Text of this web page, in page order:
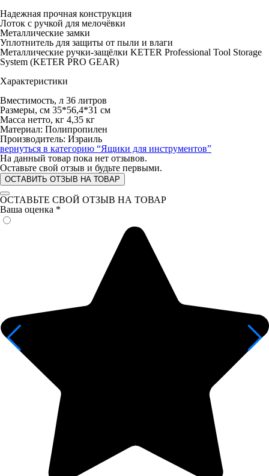
Надежная прочная конструкция
Лоток с ручкой для мелочёвки
Металлические замки
Уплотнитель для защиты от пыли и влаги
Металлические ручки-защёлки KETER Professional Tool Storage
System (KETER PRO GEAR)
Характеристики
Вместимость, л 36 литров
Размеры, см 35*56,4*31 см
Масса нетто, кг 4,35 кг
Материал: Полипропилен
Производитель: Израиль
вернуться в категорию “Ящики для инструментов”
На данный товар пока нет отзывов.
Оставьте свой отзыв и будьте первыми.
ОСТАВИТЬ ОТЗЫВ НА ТОВАР
ОСТАВЬТЕ СВОЙ ОТЗЫВ НА ТОВАР
Ваша оценка *